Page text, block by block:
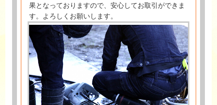
果となっておりますので、安心してお取引ができま
す。よろしくお願いします。